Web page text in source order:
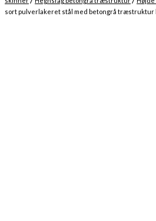
sort pulverlakeret stål med betongrå træstruktur